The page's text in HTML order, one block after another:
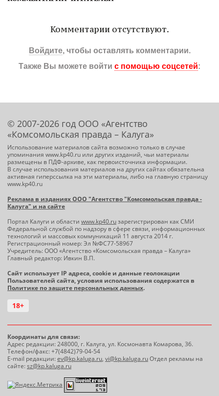
Комментарии отсутствуют.
Войдите, чтобы оставлять комментарии.
Также Вы можете войти с помощью соцсетей:
© 2007-2026 год ООО «Агентство
«Комсомольская правда – Калуга»
Использование материалов сайта возможно только в случае
упоминания www.kp40.ru или других изданий, чьи материалы
размещены в ПДФ-архиве, как первоисточника информации.
В случае использования материалов на других сайтах обязательна
активная гиперссылка на эти материалы, либо на главную страницу
www.kp40.ru
Реклама в изданиях ООО "Агентство "Комсомольская правда -
Калуга" и на сайте
Портал Калуги и области www.kp40.ruзарегистрирован как СМИ
Федеральной службой по надзору в сфере связи, информационных
технологий и массовых коммуникаций 11 августа 2014 г.
Регистрационный номер: Эл №ФС77-58967
Учредитель: ООО «Агентство «Комсомольская правда – Калуга»
Главный редактор: Ивкин В.П.
Сайт использует IP адреса, cookie и данные геолокации
Пользователей сайта, условия использования содержатся в
Политике по защите персональных данных.
18+
Координаты для связи:
Адрес редакции: 248000, г. Калуга, ул. Космонавта Комарова, 36.
Телефон/факс: +7(4842)79-04-54
E-mail редакции:ev@kp.kaluga.ru, vi@kp.kaluga.ruОтдел рекламы на
сайте:sz@kp.kaluga.ru